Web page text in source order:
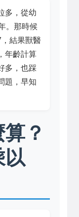
多，從幼
。那時候
結果獸醫
年齡計算
多，也踩
題，早知
？
以